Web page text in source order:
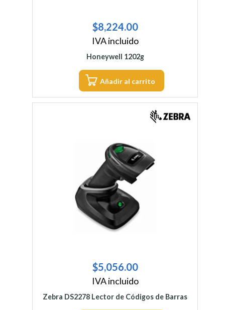
$8,224.00
IVA incluido
Honeywell 1202g
Añadir al carrito
$5,056.00
IVA incluido
Zebra DS2278 Lector de Códigos de Barras